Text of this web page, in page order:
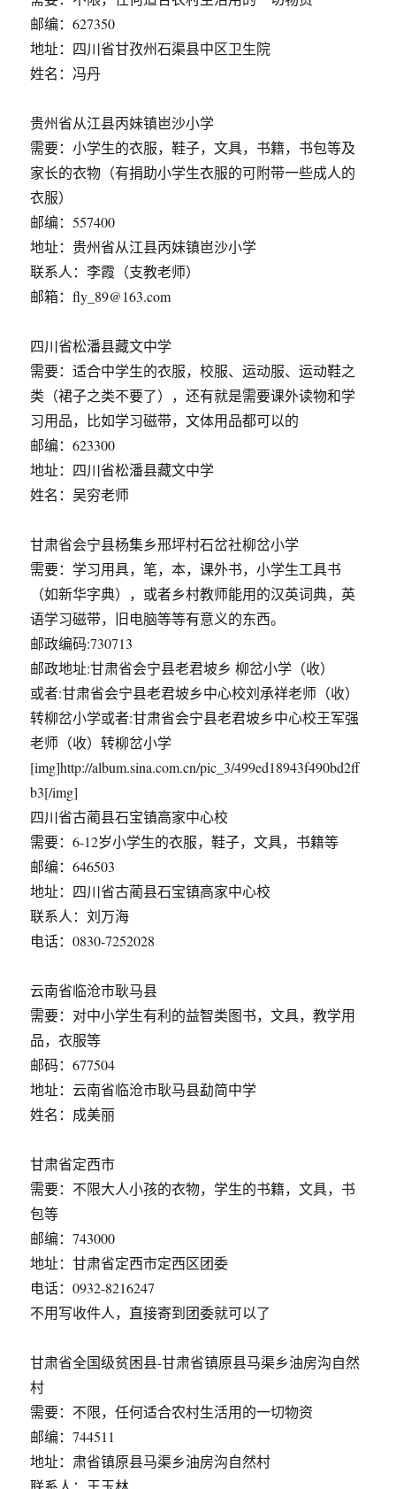
邮编：627350
地址：四川省甘孜州石渠县中区卫生院
姓名：冯丹
贵州省从江县丙妹镇岜沙小学
需要：小学生的衣服，鞋子，文具，书籍，书包等及
家长的衣物（有捐助小学生衣服的可附带一些成人的
衣服）
邮编：557400
地址：贵州省从江县丙妹镇岜沙小学
联系人：李霞（支教老师）
邮箱：fly_89@163.com
四川省松潘县藏文中学
需要：适合中学生的衣服，校服、运动服、运动鞋之
类（裙子之类不要了），还有就是需要课外读物和学
习用品，比如学习磁带，文体用品都可以的
邮编：623300
地址：四川省松潘县藏文中学
姓名：吴穷老师
甘肃省会宁县杨集乡邢坪村石岔社柳岔小学
需要：学习用具，笔，本，课外书，小学生工具书
（如新华字典），或者乡村教师能用的汉英词典，英
语学习磁带，旧电脑等等有意义的东西。
邮政编码:730713
邮政地址:甘肃省会宁县老君坡乡 柳岔小学（收）
或者:甘肃省会宁县老君坡乡中心校刘承祥老师（收）
转柳岔小学或者:甘肃省会宁县老君坡乡中心校王军强
老师（收）转柳岔小学
[img]http://album.sina.com.cn/pic_3/499ed18943f490bd2ff
b3[/img]
四川省古蔺县石宝镇高家中心校
需要：6-12岁小学生的衣服，鞋子，文具，书籍等
邮编：646503
地址：四川省古蔺县石宝镇高家中心校
联系人：刘万海
电话：0830-7252028
云南省临沧市耿马县
需要：对中小学生有利的益智类图书，文具，教学用
品，衣服等
邮码：677504
地址：云南省临沧市耿马县勐简中学
姓名：成美丽
甘肃省定西市
需要：不限大人小孩的衣物，学生的书籍，文具，书
包等
邮编：743000
地址：甘肃省定西市定西区团委
电话：0932-8216247
不用写收件人，直接寄到团委就可以了
甘肃省全国级贫困县-甘肃省镇原县马渠乡油房沟自然
村
需要：不限，任何适合农村生活用的一切物资
邮编：744511
地址：肃省镇原县马渠乡油房沟自然村